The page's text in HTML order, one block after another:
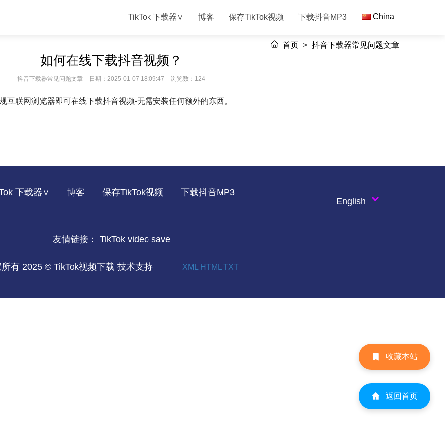
TikTok 下载器∨ 博客 保存TikTok视频 下载抖音MP3 China
首页 > 抖音下载器常见问题文章
如何在线下载抖音视频？
抖音下载器常见问题文章 日期：2025-01-07 18:09:47 浏览数：124
互联网浏览器即可在线下载抖音视频-无需安装任何额外的东西。
下载器∨ 博客 保存TikTok视频
下载抖音MP3
English
友情链接： TikTok video save
有 2025 © TikTok视频下载 技术支持 XML HTML TXT
收藏本站
返回首页